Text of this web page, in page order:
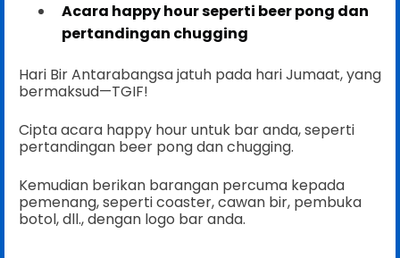
Acara happy hour seperti beer pong dan
pertandingan chugging
Hari Bir Antarabangsa jatuh pada hari Jumaat, yang
bermaksud—TGIF!
Cipta acara happy hour untuk bar anda, seperti
pertandingan beer pong dan chugging.
Kemudian berikan barangan percuma kepada
pemenang, seperti coaster, cawan bir, pembuka
botol, dll., dengan logo bar anda.